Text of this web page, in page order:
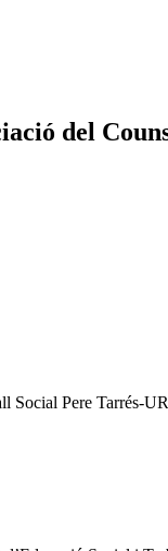
del
Social Pere Tarrés-